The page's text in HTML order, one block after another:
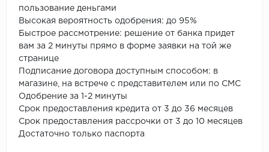
пользование деньгами
Высокая вероятность одобрения: до 95%
Быстрое рассмотрение: решение от банка придет
вам за 2 минуты прямо в форме заявки на той же
странице
Подписание договора доступным способом: в
магазине, на встрече с представителем или по СМС
Одобрение за 1-2 минуты
Срок предоставления кредита от 3 до 36 месяцев
Срок предоставления рассрочки от 3 до 10 месяцев
Достаточно только паспорта